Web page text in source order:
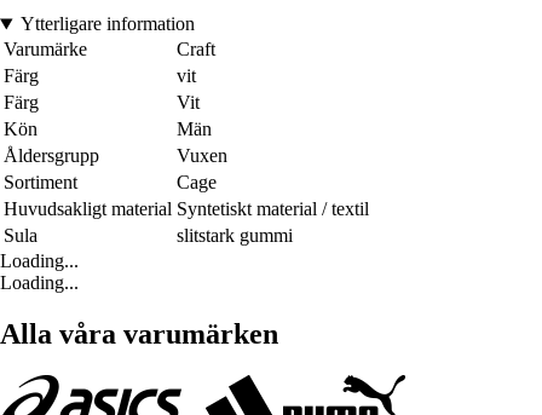
Ytterligare information
Varumärke
Craft
Färg
vit
Färg
Vit
Kön
Män
Åldersgrupp
Vuxen
Sortiment
Cage
Huvudsakligt material Syntetiskt material / textil
Sula
slitstark gummi
Loading...
Loading...
Alla våra varumärken